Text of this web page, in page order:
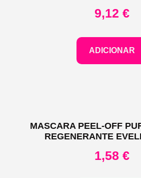
9,12 €
ADICIONAR
MASCARA PEEL-OFF
REGENERANTE
1,58 €